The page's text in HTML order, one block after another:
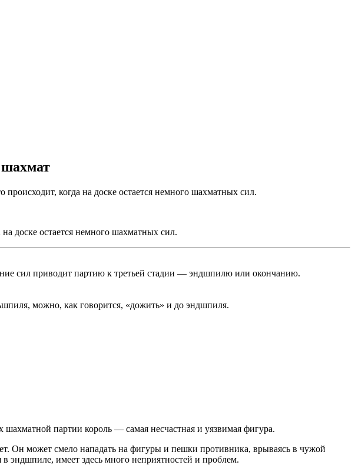
когда на доске остается немного шахматных сил.
доске остается немного шахматных сил.
сил приводит партию к третьей стадии — эндшпилю или окончанию.
можно, как говорится, «дожить» и до эндшпиля.
партии король — самая несчастная и уязвимая фигура.
Он может смело нападать на фигуры и пешки противника, врываясь в чужой
эндшпиле, имеет здесь много неприятностей и проблем.